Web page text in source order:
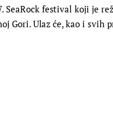
festival koji je
Gori. Ulaz će, kao i svih